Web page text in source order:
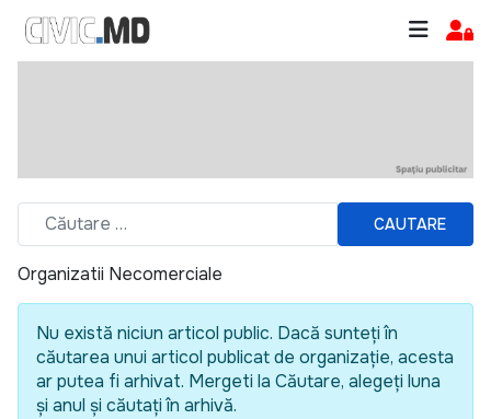
CAUTARE
Organizatii Necomerciale
Nu există niciun articol public. Dacă sunteți în
căutarea unui articol publicat de organizație, acesta
ar putea fi arhivat. Mergeti la Căutare, alegeți luna
și anul și căutați în arhivă.